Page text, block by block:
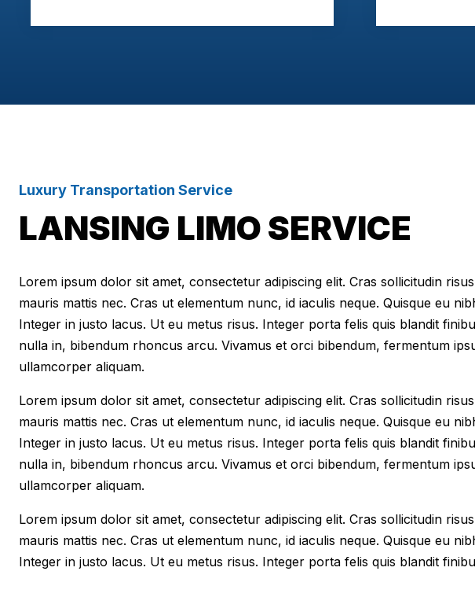
Luxury Transportation Service
LANSING LIMO SERVICE
Lorem ipsum dolor sit amet, consectetur adipiscing elit. Cras sollicitudin
mauris mattis nec. Cras ut elementum nunc, id iaculis neque. Quisque eu
Integer in justo lacus. Ut eu metus risus. Integer porta felis quis blandit
nulla in, bibendum rhoncus arcu. Vivamus et orci bibendum, fermentum
ullamcorper aliquam.
Lorem ipsum dolor sit amet, consectetur adipiscing elit. Cras sollicitudin
mauris mattis nec. Cras ut elementum nunc, id iaculis neque. Quisque eu
Integer in justo lacus. Ut eu metus risus. Integer porta felis quis blandit
nulla in, bibendum rhoncus arcu. Vivamus et orci bibendum, fermentum
ullamcorper aliquam.
Lorem ipsum dolor sit amet, consectetur adipiscing elit. Cras sollicitudin
mauris mattis nec. Cras ut elementum nunc, id iaculis neque. Quisque eu
Integer in justo lacus. Ut eu metus risus. Integer porta felis quis blandit